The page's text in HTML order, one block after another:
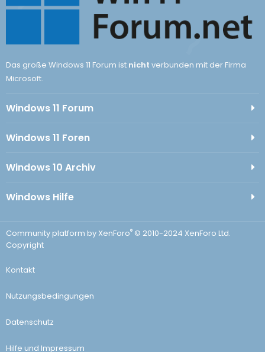
Das große Windows 11 Forum ist nicht verbunden mit der Firma
Microsoft.
Windows 11 Forum
Windows 11 Foren
Windows 10 Archiv
Windows Hilfe
Community platform by XenForo® © 2010-2024 XenForo Ltd.
Copyright
Kontakt
Nutzungsbedingungen
Datenschutz
Hilfe und Impressum